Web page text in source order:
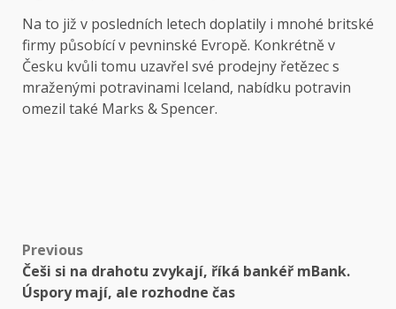
Na to již v posledních letech doplatily i mnohé britské
firmy působící v pevninské Evropě. Konkrétně v
Česku kvůli tomu uzavřel své prodejny řetězec s
mraženými potravinami Iceland, nabídku potravin
omezil také Marks & Spencer.
Post
navigation
Previous
Češi si na drahotu zvykají, říká bankéř mBank.
Úspory mají, ale rozhodne čas